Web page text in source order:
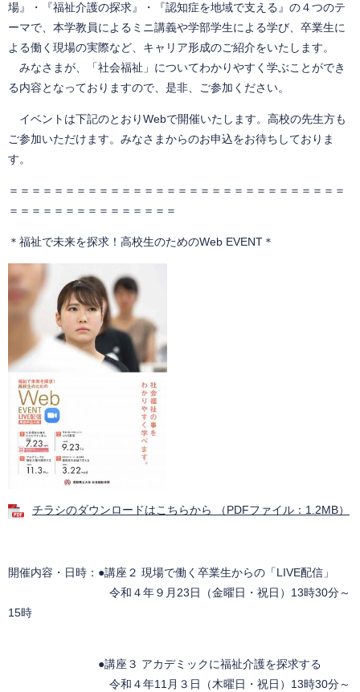
場』・『福祉介護の探求』・『認知症を地域で支える』の４つのテ
ーマで、本学教員によるミニ講義や学部学生による学び、卒業生に
よる働く現場の実際など、キャリア形成のご紹介をいたします。
みなさまが、「社会福祉」についてわかりやすく学ぶことができ
る内容となっておりますので、是非、ご参加ください。
イベントは下記のとおりWebで開催いたします。高校の先生方も
ご参加いただけます。みなさまからのお申込をお待ちしておりま
す。
＝＝＝＝＝＝＝＝＝＝＝＝＝＝＝＝＝＝＝＝＝＝＝＝＝＝＝＝＝＝
＝＝＝＝＝＝＝＝＝＝＝＝＝＝＝
＊福祉で未来を探求！高校生のためのWeb EVENT＊
チラシのダウンロードはこちらから （PDFファイル：1.2MB）
開催内容・日時：●講座２ 現場で働く卒業生からの「LIVE配信」
令和４年９月23日（金曜日・祝日）13時30分～
15時
●講座３ アカデミックに福祉介護を探求する
令和４年11月３日（木曜日・祝日）13時30分～